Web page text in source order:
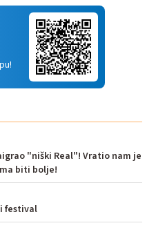
"niški Real"! Vratio nam je
biti bolje!
festival